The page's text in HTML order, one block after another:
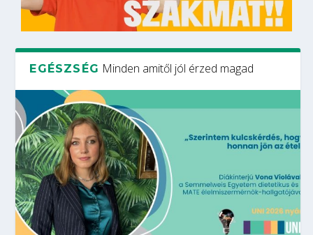
EGÉSZSÉG Minden amitől jól érzed magad